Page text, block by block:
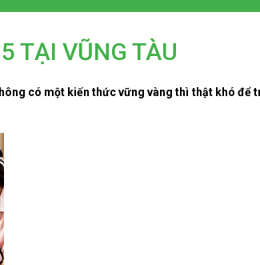
TẠI VŨNG TÀU
có một kiến thức vững vàng thì thật khó để